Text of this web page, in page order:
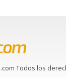
Todos los